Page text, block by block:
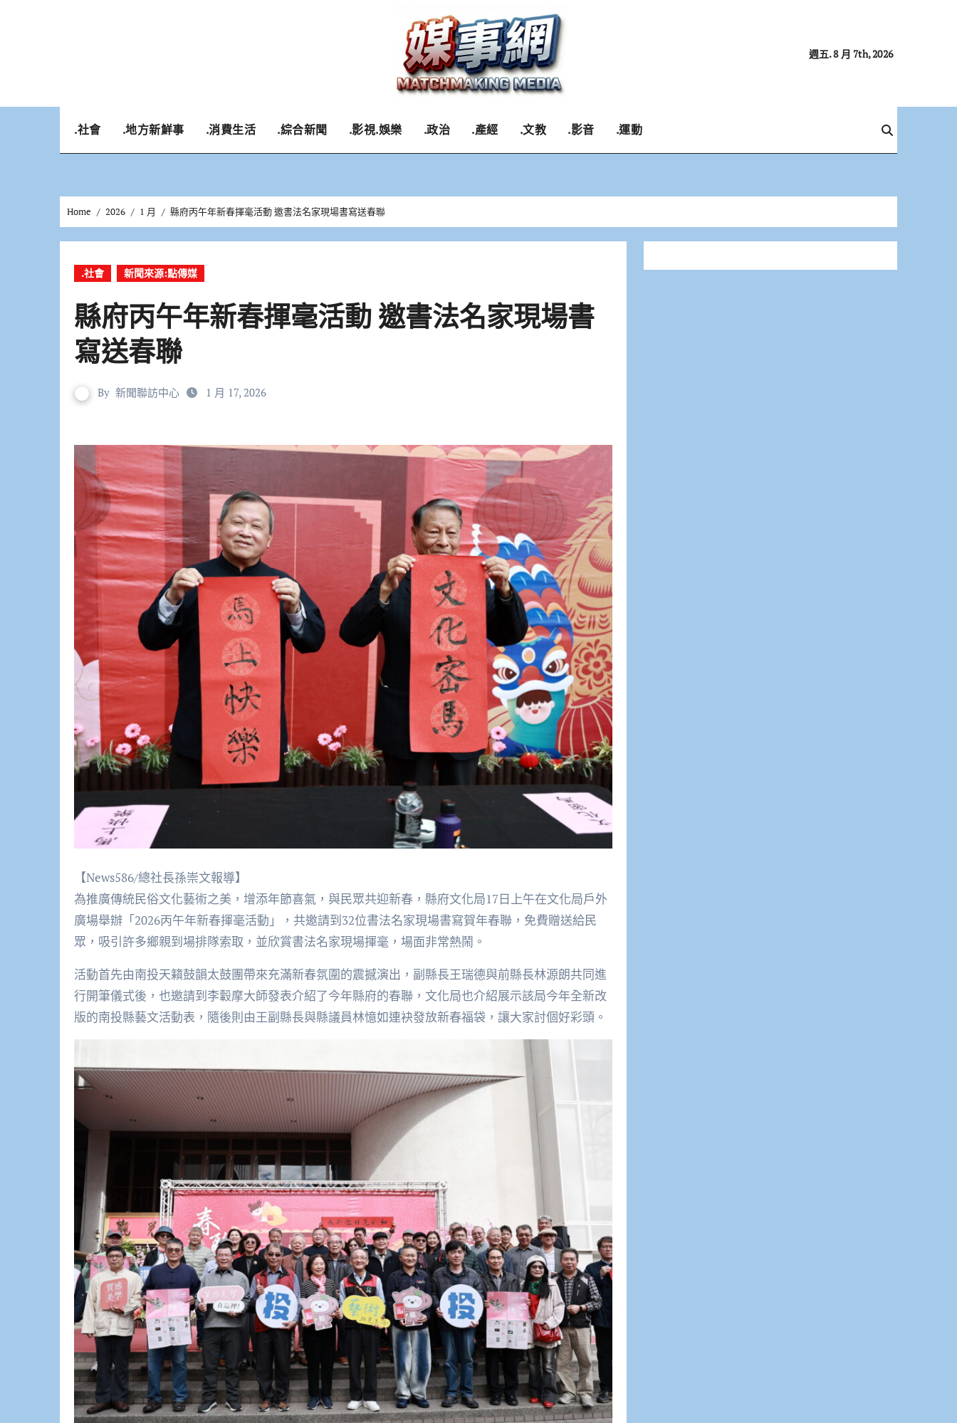
週五. 8 月 7th, 2026
.社會 .地方新鮮事 .消費生活 .綜合新聞 .影視.娛樂 .政治 .產經 .文教 .影音 .運動
Home 2026 1 月 縣府丙午年新春揮毫活動 邀書法名家現場書寫送春聯
.社會 新聞來源:點傳媒
縣府丙午年新春揮毫活動 邀書法名家現場書
寫送春聯
By 新聞聯訪中心 1 月 17, 2026
【News586/總社長孫崇文報導】
為推廣傳統民俗文化藝術之美，增添年節喜氣，與民眾共迎新春，縣府文化局17日上午在文化局戶外
廣場舉辦「2026丙午年新春揮毫活動」，共邀請到32位書法名家現場書寫賀年春聯，免費贈送給民
眾，吸引許多鄉親到場排隊索取，並欣賞書法名家現場揮毫，場面非常熱鬧。
活動首先由南投天籟鼓韻太鼓團帶來充滿新春氛圍的震撼演出，副縣長王瑞德與前縣長林源朗共同進
行開筆儀式後，也邀請到李轂摩大師發表介紹了今年縣府的春聯，文化局也介紹展示該局今年全新改
版的南投縣藝文活動表，隨後則由王副縣長與縣議員林憶如連袂發放新春福袋，讓大家討個好彩頭。